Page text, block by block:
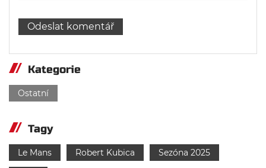
Kategorie
Ostatní
Tagy
Le Mans Robert Kubica Sezóna 2025